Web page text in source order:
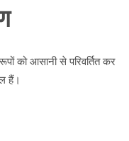
को आसानी से परिवर्तित कर
हैं।